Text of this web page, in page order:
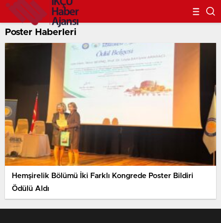
Poster Haberleri
Hemşirelik Bölümü İki Farklı Kongrede Poster Bildiri
Ödülü Aldı